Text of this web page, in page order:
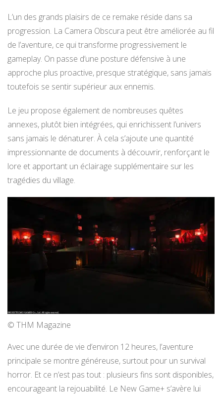
L’un des grands plaisirs de ce remake réside dans sa
progression. La Camera Obscura peut être améliorée au fil
de l’aventure, ce qui transforme progressivement le
gameplay. On passe d’une posture défensive à une
approche plus proactive, presque stratégique, sans jamais
toutefois se sentir supérieur aux ennemis.
Le jeu propose également de nombreuses quêtes
annexes, plutôt bien intégrées, qui enrichissent l’univers
sans jamais le dénaturer. À cela s’ajoute une quantité
impressionnante de documents à découvrir, renforçant le
lore et apportant un éclairage supplémentaire sur les
tragédies du village.
© THM Magazine
Avec une durée de vie d’environ 12 heures, l’aventure
principale se montre généreuse, surtout pour un survival
horror. Et ce n’est pas tout : plusieurs fins sont disponibles,
encourageant la rejouabilité. Le New Game+ s’avère lui